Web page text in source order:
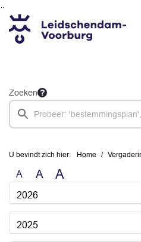
Ga naar de inhoud van deze pagina
Ga naar het zoeken
Ga naar het menu
Zoeken
U bevindt zich hier: Home
A A A
2026
2025